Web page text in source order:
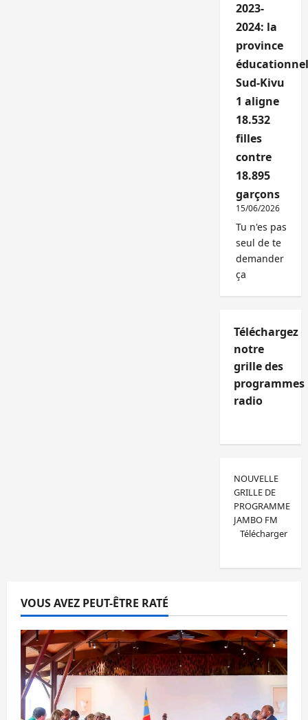
2023-
2024: la
province
Sud-Kivu
1 aligne
18.532
filles
contre
18.895
garçons
15/06/2026
Tu n'es pas
seul de te
demander
ça
Téléchargez
notre
grille des
programmes
radio
NOUVELLE
GRILLE DE
PROGRAMME
JAMBO FM
Télécharger
VOUS AVEZ PEUT-ÊTRE RATÉ